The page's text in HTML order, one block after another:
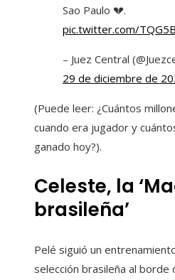
Sao Paulo 💔.
pic.twitter.com/
– Juez Central
29 de diciembre de
(Puede leer: ¿Cuántos
cuando era jugador y
ganado hoy?).
Celeste, la
brasileña’
Pelé siguió un
selección brasileña al borde